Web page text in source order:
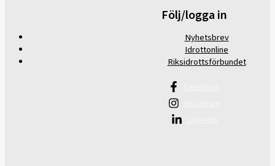
Följ/logga in
Nyhetsbrev
Idrottonline
Riksidrottsförbundet